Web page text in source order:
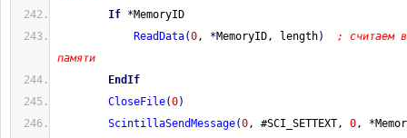
If *MemoryID
ReadData(0, *MemoryID, length)
; считаем
памяти
EndIf
CloseFile(0)
ScintillaSendMessage(0, #SCI_SETTEXT, 0, *